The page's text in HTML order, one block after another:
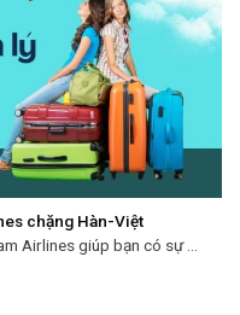
chặng Hàn-Việt
Airlines giúp bạn có sự ...